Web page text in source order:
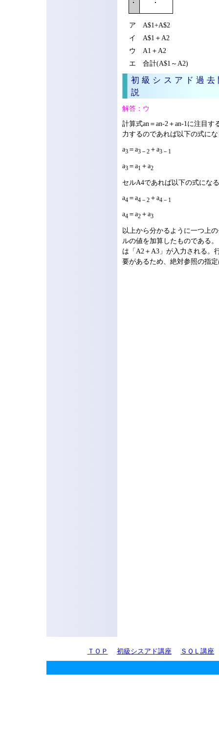
ア A$1+A$2
イ A$1＋A2
ウ A1＋A2
エ 合計(A$1～A2)
初級シスアド過
説
解答：ウ
計算式an＝an-2＋an-1に注目
力するのであれば以下の式に
a3 ＝a3－2 ＋a3－1
a3 ＝a1 ＋a2
セルA4であれば以下の式にな
a4 ＝a4－2 ＋a4－1
a4 ＝a2 ＋a3
以上から分かるように一つ上
ルの値を加算したものである
は「A2＋A3」が入力される。
要があるため、絶対参照の指
ＴＯＰ 初級シスアド講座 ＳＱＬ講座